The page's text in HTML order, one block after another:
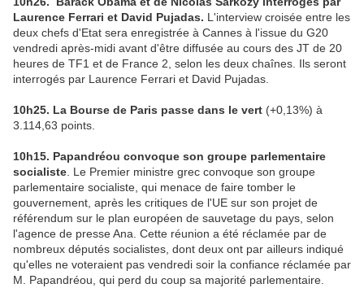
Laurence Ferrari et David Pujadas. L'interview croisée entre les
deux chefs d'Etat sera enregistrée à Cannes à l'issue du G20
vendredi après-midi avant d'être diffusée au cours des JT de 20
heures de TF1 et de France 2, selon les deux chaînes. Ils seront
interrogés par Laurence Ferrari et David Pujadas.
10h25. La Bourse de Paris passe dans le vert (+0,13%) à
3.114,63 points.
10h15. Papandréou convoque son groupe parlementaire
socialiste. Le Premier ministre grec convoque son groupe
parlementaire socialiste, qui menace de faire tomber le
gouvernement, après les critiques de l'UE sur son projet de
référendum sur le plan européen de sauvetage du pays, selon
l'agence de presse Ana. Cette réunion a été réclamée par de
nombreux députés socialistes, dont deux ont par ailleurs indiqué
qu'elles ne voteraient pas vendredi soir la confiance réclamée par
M. Papandréou, qui perd du coup sa majorité parlementaire.